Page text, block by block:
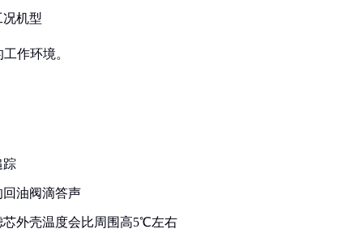
机型
作环境。
踪
油阀滴答声
外壳温度会比周围高5℃左右